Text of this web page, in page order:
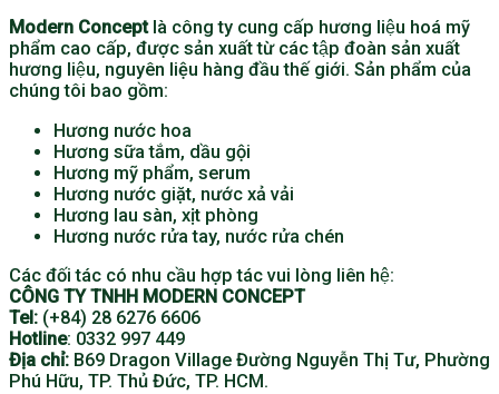
Modern Conceptlà công ty cung cấp hương liệu hoá mỹ
phẩm cao cấp, được sản xuất từ các tập đoàn sản xuất
hương liệu, nguyên liệu hàng đầu thế giới. Sản phẩm của
chúng tôi bao gồm:
Hương nước hoa
Hương sữa tắm, dầu gội
Hương mỹ phẩm, serum
Hương nước giặt, nước xả vải
Hương lau sàn, xịt phòng
Hương nước rửa tay, nước rửa chén
Các đối tác có nhu cầu hợp tác vui lòng liên hệ:
CÔNG TY TNHH MODERN CONCEPT
Tel: (+84) 28 6276 6606
Hotline: 0332 997 449
Địa chỉ: B69 Dragon Village Đường Nguyễn Thị Tư, Phường
Phú Hữu, TP. Thủ Đức, TP. HCM.